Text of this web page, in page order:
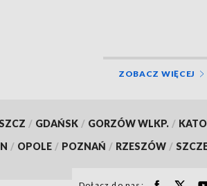
ZOBACZ WIĘCEJ
/ GDAŃSK / GORZÓW WLKP. /
/ OPOLE / POZNAŃ / RZESZÓW /